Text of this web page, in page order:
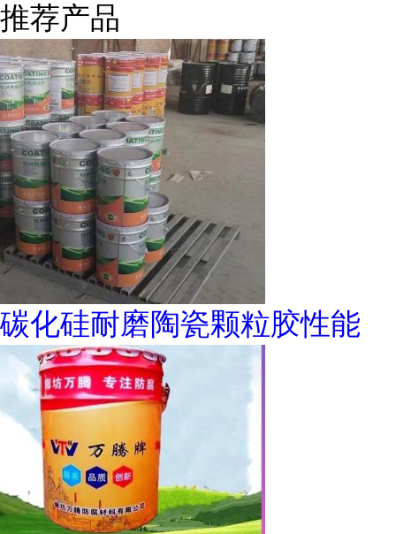
推荐产品
碳化硅耐磨陶瓷颗粒胶性能